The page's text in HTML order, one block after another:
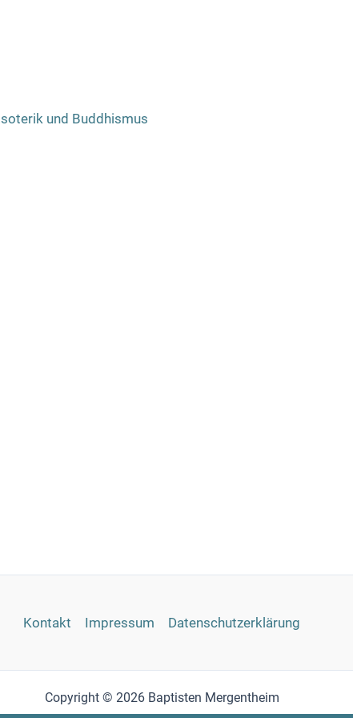
und Buddhismus
Kontakt Impressum Datenschutzerklärung
Copyright © 2026 Baptisten Mergentheim